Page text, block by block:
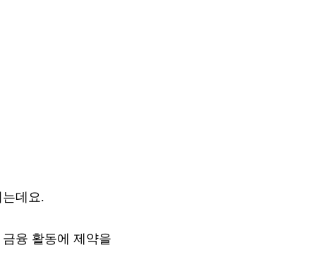
데요.
융 활동에 제약을